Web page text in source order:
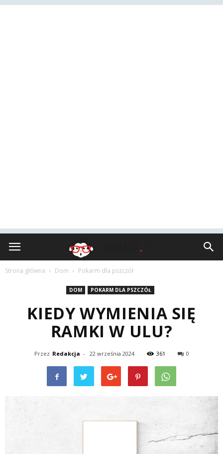
Insult.pl
Strona główna Dom Pokarm dla pszczół
DOM POKARM DLA PSZCZÓŁ
KIEDY WYMIENIA SIĘ
RAMKI W ULU?
Przez Redakcja - 22 września 2024 361 0